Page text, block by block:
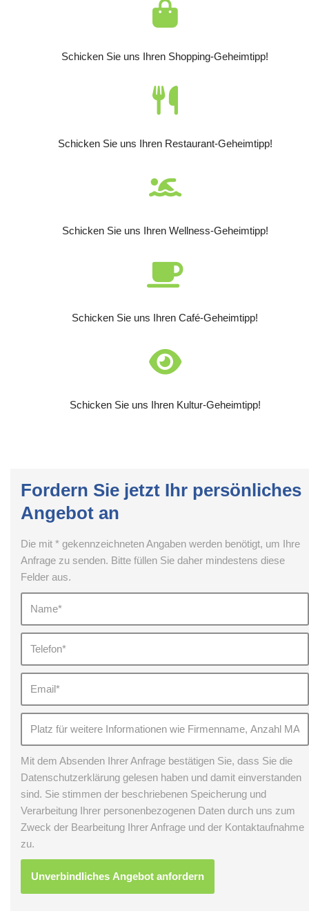
Schicken Sie uns Ihren Shopping-Geheimtipp!
Schicken Sie uns Ihren Restaurant-Geheimtipp!
Schicken Sie uns Ihren Wellness-Geheimtipp!
Schicken Sie uns Ihren Café-Geheimtipp!
Schicken Sie uns Ihren Kultur-Geheimtipp!
Fordern Sie jetzt Ihr persönliches
Angebot an
Die mit * gekennzeichneten Angaben werden benötigt, um Ihre
Anfrage zu senden. Bitte füllen Sie daher mindestens diese
Felder aus.
Mit dem Absenden Ihrer Anfrage bestätigen Sie, dass Sie die
Datenschutzerklärung gelesen haben und damit einverstanden
sind. Sie stimmen der beschriebenen Speicherung und
Verarbeitung Ihrer personenbezogenen Daten durch uns zum
Zweck der Bearbeitung Ihrer Anfrage und der Kontaktaufnahme
zu.